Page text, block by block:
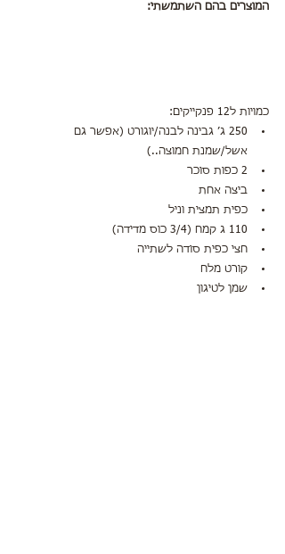
המוצרים בהם השתמשתי:
כמויות ל12 פנקייקים:
250 ג׳ גבינה לבנה/יוגורט (אפשר גם
אשל/שמנת חמוצה..)
2 כפות סוכר
ביצה אחת
כפית תמצית וניל
110 ג קמח (3/4 כוס מדידה)
חצי כפית סודה לשתייה
קורט מלח
שמן לטיגון